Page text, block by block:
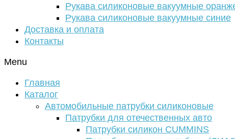
Рукава силиконовые вакуумные
Рукава силиконовые вакуумные синие
Доставка и оплата
Контакты
Menu
Главная
Каталог
Автомобильные патрубки силиконовые
Патрубки для отечественных авто
Патрубки силикон CUMMINS